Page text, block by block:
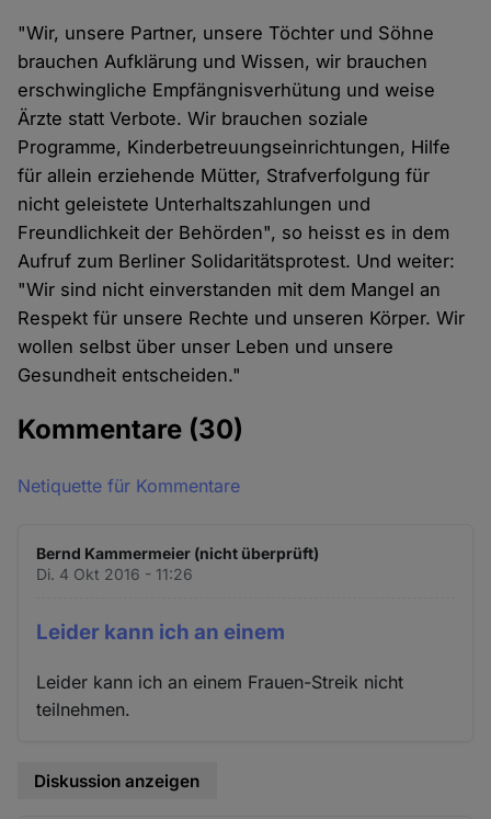
"Wir, unsere Partner, unsere Töchter und Söhne
brauchen Aufklärung und Wissen, wir brauchen
erschwingliche Empfängnisverhütung und weise
Ärzte statt Verbote. Wir brauchen soziale
Programme, Kinderbetreuungseinrichtungen, Hilfe
für allein erziehende Mütter, Strafverfolgung für
nicht geleistete Unterhaltszahlungen und
Freundlichkeit der Behörden", so heisst es in dem
Aufruf zum Berliner Solidaritätsprotest. Und weiter:
"Wir sind nicht einverstanden mit dem Mangel an
Respekt für unsere Rechte und unseren Körper. Wir
wollen selbst über unser Leben und unsere
Gesundheit entscheiden."
Kommentare (30)
Netiquette für Kommentare
Bernd Kammermeier (nicht überprüft)
Di. 4 Okt 2016 - 11:26
Leider kann ich an einem
Leider kann ich an einem Frauen-Streik nicht
teilnehmen.
Diskussion anzeigen